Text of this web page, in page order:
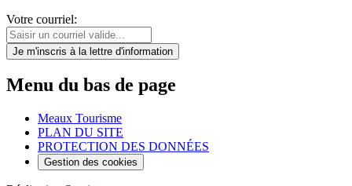
Votre courriel:
Je m'inscris à la lettre d'information
Menu du bas de page
Meaux Tourisme
PLAN DU SITE
PROTECTION DES DONNÉES
Gestion des cookies